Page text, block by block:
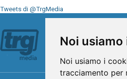
Noi
Noi usiamo i
tracciamento per
Tweets di @TrgMedia